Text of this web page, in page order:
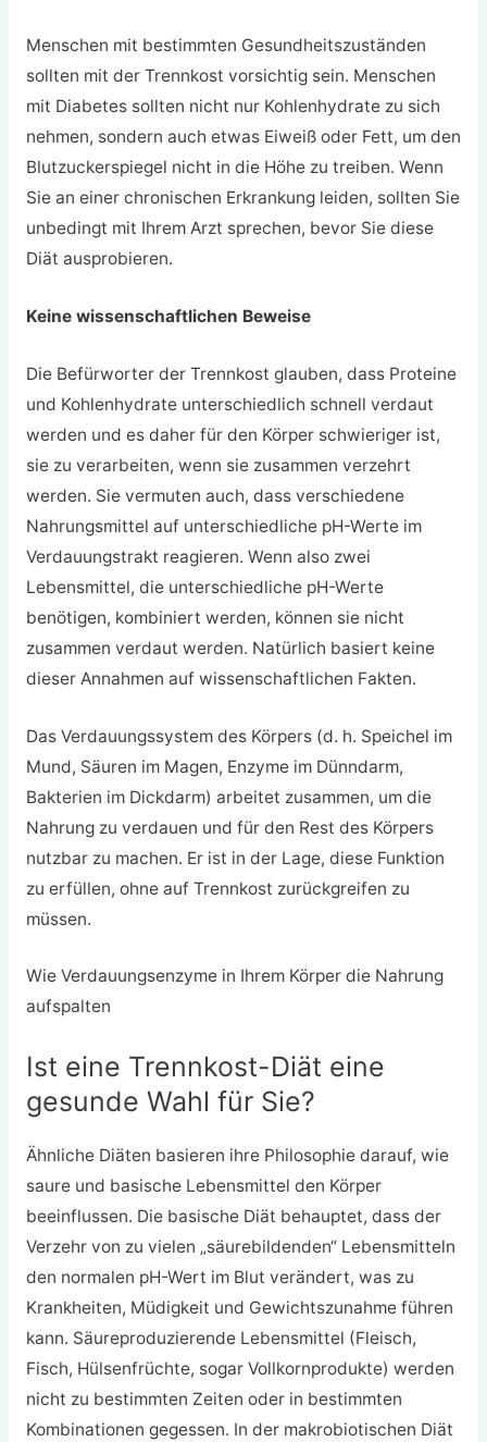
Menschen mit bestimmten Gesundheitszuständen
sollten mit der Trennkost vorsichtig sein. Menschen
mit Diabetes sollten nicht nur Kohlenhydrate zu sich
nehmen, sondern auch etwas Eiweiß oder Fett, um den
Blutzuckerspiegel nicht in die Höhe zu treiben. Wenn
Sie an einer chronischen Erkrankung leiden, sollten Sie
unbedingt mit Ihrem Arzt sprechen, bevor Sie diese
Diät ausprobieren.
Keine wissenschaftlichen Beweise
Die Befürworter der Trennkost glauben, dass Proteine
und Kohlenhydrate unterschiedlich schnell verdaut
werden und es daher für den Körper schwieriger ist,
sie zu verarbeiten, wenn sie zusammen verzehrt
werden. Sie vermuten auch, dass verschiedene
Nahrungsmittel auf unterschiedliche pH-Werte im
Verdauungstrakt reagieren. Wenn also zwei
Lebensmittel, die unterschiedliche pH-Werte
benötigen, kombiniert werden, können sie nicht
zusammen verdaut werden. Natürlich basiert keine
dieser Annahmen auf wissenschaftlichen Fakten.
Das Verdauungssystem des Körpers (d. h. Speichel im
Mund, Säuren im Magen, Enzyme im Dünndarm,
Bakterien im Dickdarm) arbeitet zusammen, um die
Nahrung zu verdauen und für den Rest des Körpers
nutzbar zu machen. Er ist in der Lage, diese Funktion
zu erfüllen, ohne auf Trennkost zurückgreifen zu
müssen.
Wie Verdauungsenzyme in Ihrem Körper die Nahrung
aufspalten
Ist eine Trennkost-Diät eine
gesunde Wahl für Sie?
Ähnliche Diäten basieren ihre Philosophie darauf, wie
saure und basische Lebensmittel den Körper
beeinflussen. Die basische Diät behauptet, dass der
Verzehr von zu vielen „säurebildenden“ Lebensmitteln
den normalen pH-Wert im Blut verändert, was zu
Krankheiten, Müdigkeit und Gewichtszunahme führen
kann. Säureproduzierende Lebensmittel (Fleisch,
Fisch, Hülsenfrüchte, sogar Vollkornprodukte) werden
nicht zu bestimmten Zeiten oder in bestimmten
Kombinationen gegessen. In der makrobiotischen Diät